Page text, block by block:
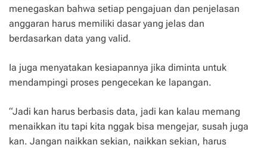
menegaskan bahwa setiap pengajuan dan penjelasan
anggaran harus memiliki dasar yang jelas dan
berdasarkan data yang valid.
Ia juga menyatakan kesiapannya jika diminta untuk
mendampingi proses pengecekan ke lapangan.
“Jadi kan harus berbasis data, jadi kan kalau memang
menaikkan itu tapi kita nggak bisa mengejar, susah juga
kan. Jangan naikkan sekian, naikkan sekian, harus